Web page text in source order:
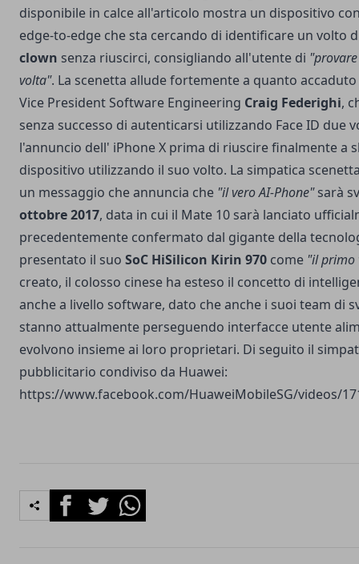
disponibile in calce all'articolo mostra un dispositivo
edge-to-edge che sta cercando di identificare un volto
clown senza riuscirci, consigliando all'utente di
volta". La scenetta allude fortemente a quanto
Vice President Software Engineering Craig Federighi,
senza successo di autenticarsi utilizzando Face ID due
l'annuncio dell' iPhone X prima di riuscire finalmente a
dispositivo utilizzando il suo volto. La simpatica
un messaggio che annuncia che "il vero AI-Phone"sarà
ottobre 2017, data in cui il Mate 10 sarà lanciato
precedentemente confermato dal gigante della
presentato il suo SoC HiSilicon Kirin 970 come "il primo
creato, il colosso cinese ha esteso il concetto di
anche a livello software, dato che anche i suoi team di
stanno attualmente perseguendo interfacce utente
evolvono insieme ai loro proprietari. Di seguito il
pubblicitario condiviso da Huawei:
https://www.facebook.com/HuaweiMobileSG/videos/
FacebookTwitterWhatsapp